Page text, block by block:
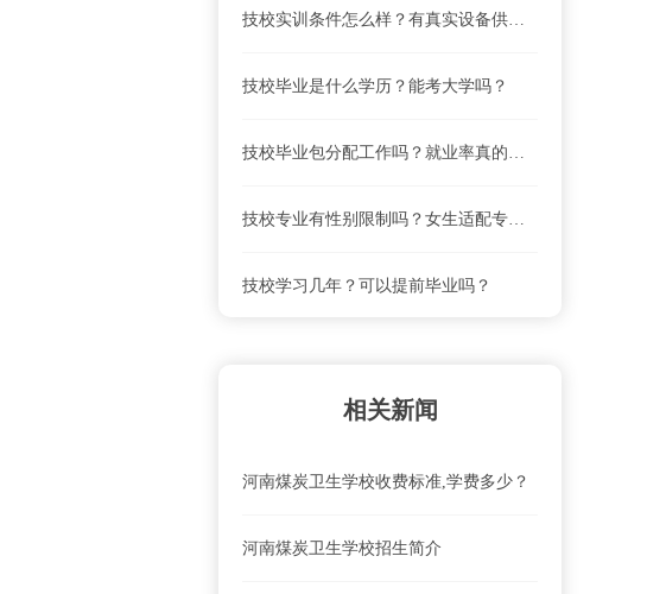
技校实训条件怎么样？有真实设备供实操吗？
技校毕业是什么学历？能考大学吗？
技校毕业包分配工作吗？就业率真的高吗？
技校专业有性别限制吗？女生适配专业清单
技校学习几年？可以提前毕业吗？
相关新闻
河南煤炭卫生学校收费标准,学费多少？
河南煤炭卫生学校招生简介